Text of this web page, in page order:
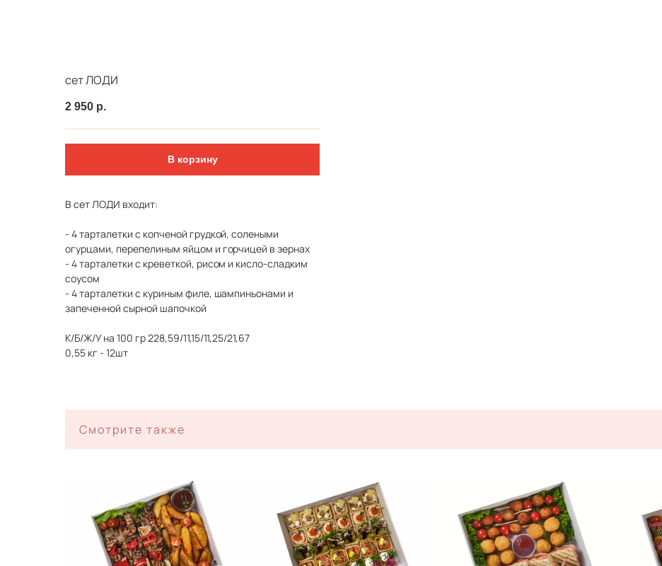
ЗАКУСКИ ДЛЯ
на ваше мероприятие за 2 часа
сет ЛОДИ
2 950 р.
В корзину
В сет ЛОДИ входит:
- 4 тарталетки с копченой грудкой, солеными
огурцами, перепелиным яйцом и горчицей в зернах
- 4 тарталетки с креветкой, рисом и кисло-сладким
соусом
- 4 тарталетки с куриным филе, шампиньонами и
запеченной сырной шапочкой
К/Б/Ж/У на 100 гр 228,59/11,15/11,25/21,67
0,55 кг - 12шт
Смотрите также